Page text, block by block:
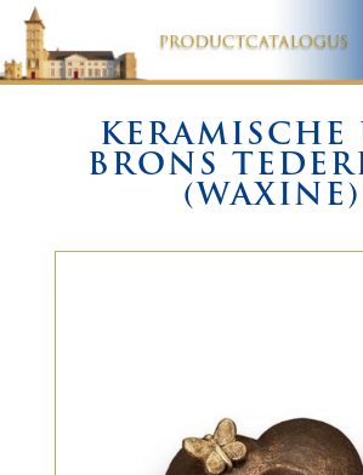
KERAMISCHE
BRONS
(WAXINE)